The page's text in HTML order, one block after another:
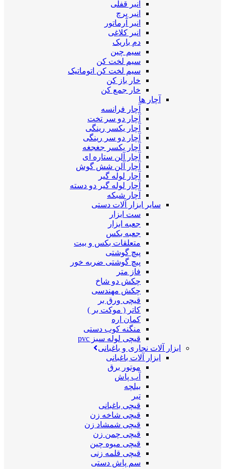
انبر قفلی
انبر پرچ
انبر آرماتور
انبر کلاغی
دم باریک
سیم چین
سیم لخت کن
سیم لخت کن اتوماتیک
خار باز کن
خار جمع کن
آچار ها
آچار فرانسه
آچار دو سر تخت
آچار یکسر رینگی
آچار دو سر رینگی
آچار یکسر جغجغه
آچار آلن ستاره ای
آچار آلن شش گوش
آچار لوله گیر
آچار لوله گیر دو دسته
آچار شبکه
سایر ابزار آلات دستی
ست ابزار
جعبه ابزار
جعبه بکس
متعلقات بکس و بیت
پیچ گوشتی
پیچ گوشتی ضربه خور
فاز متر
چکش دو شاخ
چکش مهندسی
قیچی ورق بر
کاتر ( موکت بر )
کمان اره
منگنه کوب دستی
قیچی لوله سبز pvc
ابزار آلات نجاری و باغبانی
ابزار آلات باغبانی
موتور برق
آب پاش
بیلچه
تبر
قیچی باغبانی
قیچی شاخه زن
قیچی شمشاد زن
قیچی چمن زن
قیچی میوه چین
قیچی قلمه زنی
سم پاش دستی